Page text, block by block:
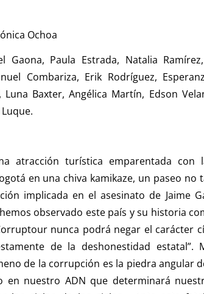
Ochoa
Gaona, Paula Estrada, Natalia
Combariza, Erik Rodríguez,
Luna Baxter, Angélica Martín, Edson
atracción turística emparentada con
en una chiva kamikaze, un paseo no
implicada en el asesinato de Jaime
observado este país y su historia
nunca podrá negar el carácter
de la deshonestidad estatal”.
de la corrupción es la piedra angular
nuestro ADN que determinará